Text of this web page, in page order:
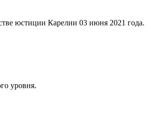
юстиции Карелии 03 июня 2021 года.
уровня.